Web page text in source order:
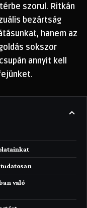
szorul. Ritkán
bezártság
hanem az
sokszor
annyit kell
való